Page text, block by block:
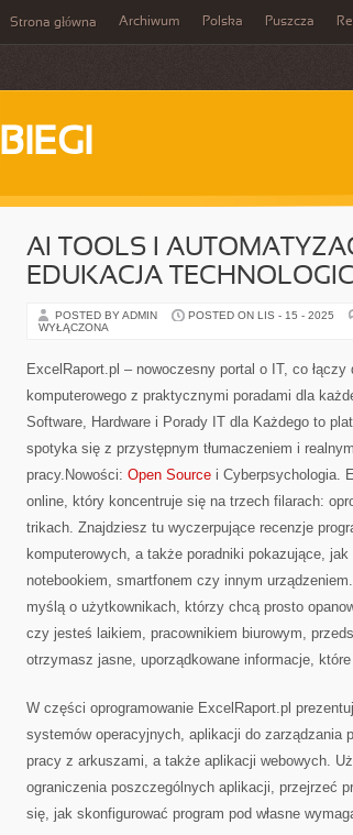
Strona główna Archiwum Polska Puszcza
BIEGI
AI TOOLS I
EDUKACJA
POSTED BY ADMIN POSTED ON LIS - 15 - 2025
WYŁĄCZONA
ExcelRaport.pl – nowoczesny portal o IT, co
komputerowego z praktycznymi poradami dla
Software, Hardware i Porady IT dla Każdego to
spotyka się z przystępnym tłumaczeniem i
pracy.Nowości: Open Source i Cyberpsychologia.
online, który koncentruje się na trzech filarach:
trikach. Znajdziesz tu wyczerpujące recenzje
komputerowych, a także poradniki pokazujące,
notebookiem, smartfonem czy innym
myślą o użytkownikach, którzy chcą prosto
czy jesteś laikiem, pracownikiem biurowym,
otrzymasz jasne, uporządkowane informacje,
W części oprogramowanie ExcelRaport.pl
systemów operacyjnych, aplikacji do zarządzania
pracy z arkuszami, a także aplikacji webowych.
ograniczenia poszczególnych aplikacji, przejrzeć
się, jak skonfigurować program pod własne